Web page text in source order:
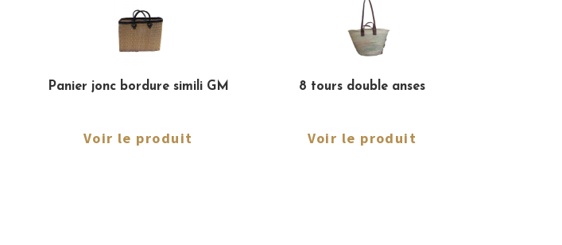
Panier jonc bordure simili GM
Voir le produit
8 tours double anses
Voir le produit